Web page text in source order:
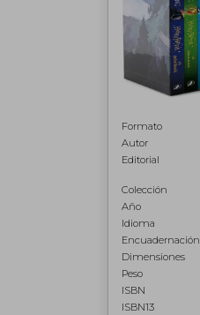
Formato
Autor
Editorial
Colección
Año
Idioma
Encuadernación
Dimensiones
Peso
ISBN
ISBN13